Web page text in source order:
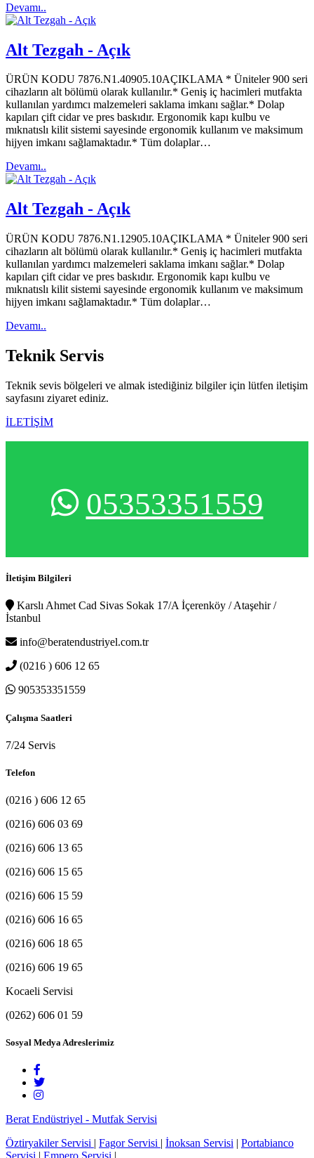
Devamı..
Alt Tezgah - Açık
ÜRÜN KODU 7876.N1.40905.10AÇIKLAMA * Üniteler 900 seri
cihazların alt bölümü olarak kullanılır.* Geniş iç hacimleri mutfakta
kullanılan yardımcı malzemeleri saklama imkanı sağlar.* Dolap
kapıları çift cidar ve pres baskıdır. Ergonomik kapı kulbu ve
mıknatıslı kilit sistemi sayesinde ergonomik kullanım ve maksimum
hijyen imkanı sağlamaktadır.* Tüm dolaplar…
Devamı..
Alt Tezgah - Açık
ÜRÜN KODU 7876.N1.12905.10AÇIKLAMA * Üniteler 900 seri
cihazların alt bölümü olarak kullanılır.* Geniş iç hacimleri mutfakta
kullanılan yardımcı malzemeleri saklama imkanı sağlar.* Dolap
kapıları çift cidar ve pres baskıdır. Ergonomik kapı kulbu ve
mıknatıslı kilit sistemi sayesinde ergonomik kullanım ve maksimum
hijyen imkanı sağlamaktadır.* Tüm dolaplar…
Devamı..
Teknik Servis
Teknik sevis bölgeleri ve almak istediğiniz bilgiler için lütfen iletişim
sayfasını ziyaret ediniz.
İLETİŞİM
05353351559
İletişim Bilgileri
Karslı Ahmet Cad Sivas Sokak 17/A İçerenköy / Ataşehir /
İstanbul
info@beratendustriyel.com.tr
(0216 ) 606 12 65
905353351559
Çalışma Saatleri
7/24 Servis
Telefon
(0216 ) 606 12 65
(0216) 606 03 69
(0216) 606 13 65
(0216) 606 15 65
(0216) 606 15 59
(0216) 606 16 65
(0216) 606 18 65
(0216) 606 19 65
Kocaeli Servisi
(0262) 606 01 59
Sosyal Medya Adreslerimiz
Berat Endüstriyel - Mutfak Servisi
Öztiryakiler Servisi | Fagor Servisi | İnoksan Servisi | Portabianco